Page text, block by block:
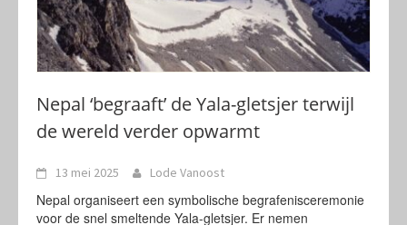
Nepal ‘begraaft’ de Yala-gletsjer terwijl
de wereld verder opwarmt
13 mei 2025 Lode Vanoost
Nepal organiseert een symbolische begrafenisceremonie
voor de snel smeltende Yala-gletsjer. Er nemen